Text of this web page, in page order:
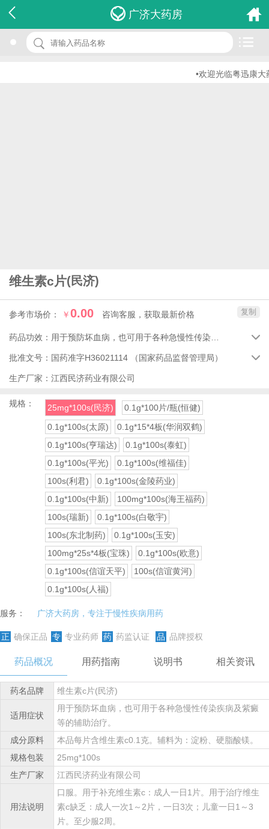
广济大药房
•欢迎光临粤迅康大药
维生素c片(民济)
参考市场价： ￥0.00 咨询客服，获取最新价格
名 称：维生素c片
品 牌：(民济)
复制
药品功效： 
批准文号： 国药准字H36021114 （国家药品监督管理局） 
生产厂家： 江西民济药业有限公司
规格： 25mg*100s(民济)
0.1g*100片/瓶(恒健)
0.1g*100s(太原)
0.1g*15*4板(华润双鹤)
0.1g*100s(亨瑞达)
0.1g*100s(泰虹)
0.1g*100s(平光)
0.1g*100s(维福佳)
100s(利君)
0.1g*100s(金陵药业)
0.1g*100s(中新)
100mg*100s(海王福药)
100s(瑞新)
0.1g*100s(白敬宇)
100s(东北制药)
0.1g*100s(玉安)
100mg*25s*4板(宝珠)
0.1g*100s(欧意)
0.1g*100s(信谊天平)
100s(信谊黄河)
0.1g*100s(人福)
服务： 广济大药房，专注于慢性疾病用药
正 确保正品 专 专业药师 药 药监认证 品 品牌授权
药品概况 用药指南 说明书 相关资讯
药名品牌 维生素c片(民济)
适用症状
用于预防坏血病，也可用于各种急慢性传染疾病及紫癜
等的辅助治疗。
成分原料
本品每片含维生素c0.1克。辅料为：淀粉、硬脂酸镁。
规格包装
25mg*100s
生产厂家
江西民济药业有限公司
用法说明
口服。用于补充维生素c：成人一日1片。用于治疗维生
素c缺乏：成人一次1～2片，一日3次；儿童一日1～3
片。至少服2周。